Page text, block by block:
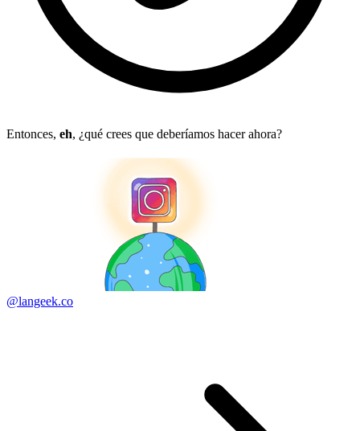
Entonces, eh, ¿qué crees que deberíamos hacer ahora?
@langeek.co